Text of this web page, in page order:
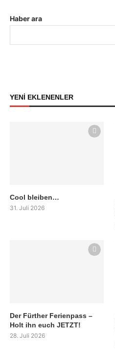
Haber ara
YENİ EKLENENLER
Cool bleiben…
31. Juli 2026
Der Fürther Ferienpass –
Holt ihn euch JETZT!
28. Juli 2026